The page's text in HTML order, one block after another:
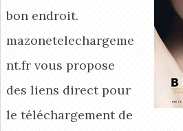
bon endroit.
mazonetelechargeme
nt.fr vous propose
des liens direct pour
le téléchargement de